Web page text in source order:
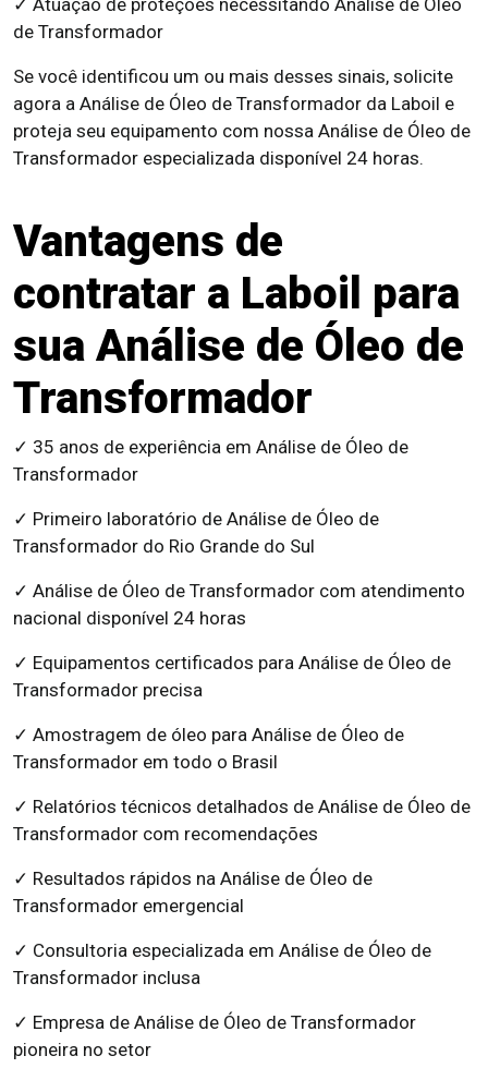
✓ Atuação de proteções necessitando Análise de Óleo
de Transformador
Se você identificou um ou mais desses sinais, solicite
agora a Análise de Óleo de Transformador da Laboil e
proteja seu equipamento com nossa Análise de Óleo de
Transformador especializada disponível 24 horas.
Vantagens de
contratar a Laboil para
sua Análise de Óleo de
Transformador
✓ 35 anos de experiência em Análise de Óleo de
Transformador
✓ Primeiro laboratório de Análise de Óleo de
Transformador do Rio Grande do Sul
✓ Análise de Óleo de Transformador com atendimento
nacional disponível 24 horas
✓ Equipamentos certificados para Análise de Óleo de
Transformador precisa
✓ Amostragem de óleo para Análise de Óleo de
Transformador em todo o Brasil
✓ Relatórios técnicos detalhados de Análise de Óleo de
Transformador com recomendações
✓ Resultados rápidos na Análise de Óleo de
Transformador emergencial
✓ Consultoria especializada em Análise de Óleo de
Transformador inclusa
✓ Empresa de Análise de Óleo de Transformador
pioneira no setor